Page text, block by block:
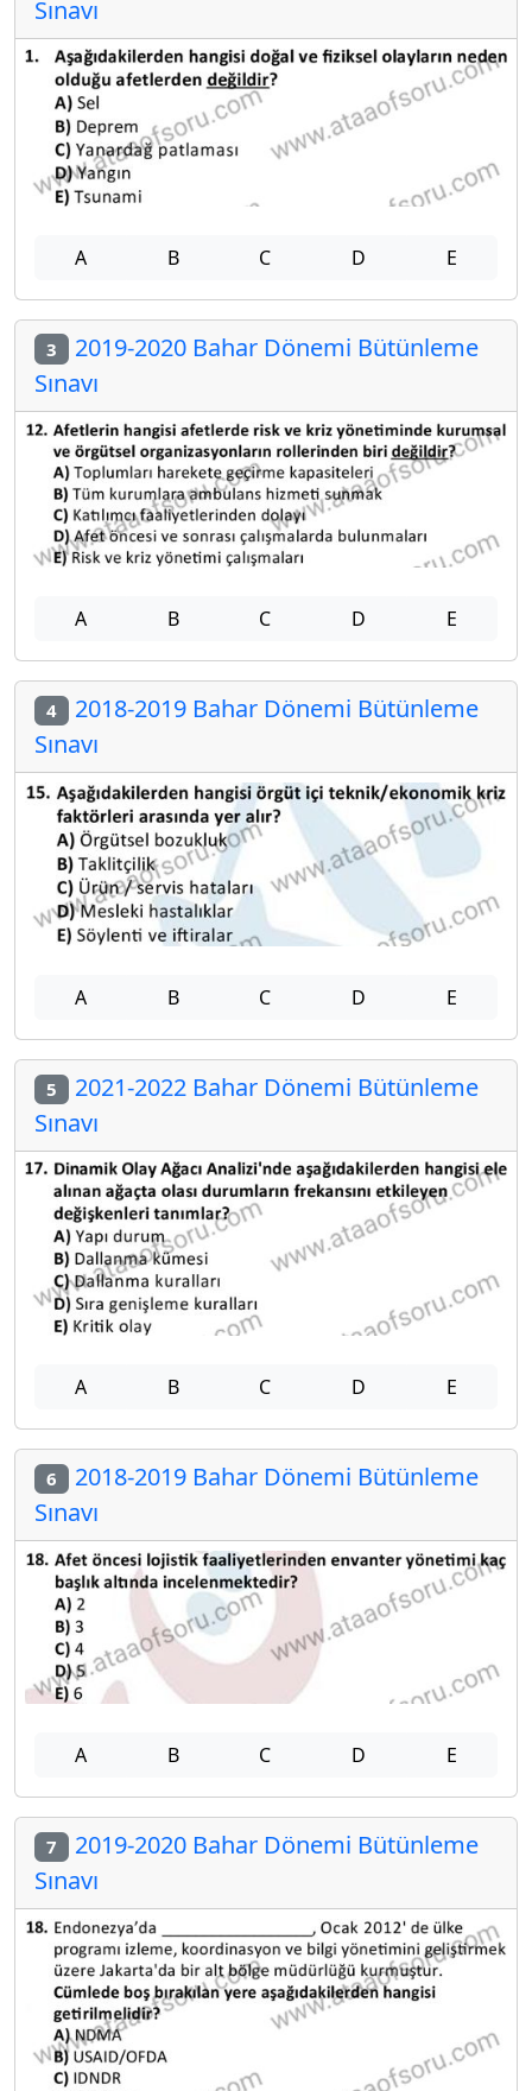
Sınavı
A B C D E
3 2019-2020 Bahar Dönemi Bütünleme
Sınavı
A B C D E
4 2018-2019 Bahar Dönemi Bütünleme
Sınavı
A B C D E
5 2021-2022 Bahar Dönemi Bütünleme
Sınavı
A B C D E
6 2018-2019 Bahar Dönemi Bütünleme
Sınavı
A B C D E
7 2019-2020 Bahar Dönemi Bütünleme
Sınavı